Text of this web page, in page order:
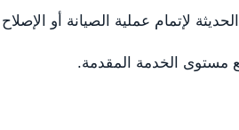
لإتمام عملية الصيانة أو
مستوى الخدمة المقدمة.